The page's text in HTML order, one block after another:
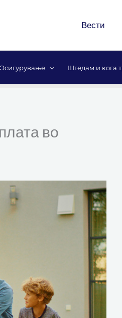
Вести
Штедам и кога
во